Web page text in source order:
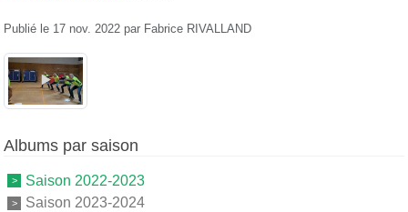
Publié le 17 nov. 2022 par Fabrice RIVALLAND
Albums par saison
Saison 2022-2023
Saison 2023-2024